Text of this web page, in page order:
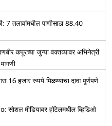
7 तलावांमधील पाणीसाठा 88.40
कपूरच्या जुन्या वक्तव्यावर अभिनेत्री
16 हजार रुपये मिळण्याचा दावा पूर्णपणे
मीडियावर हॉटेलमधील व्हिडिओ